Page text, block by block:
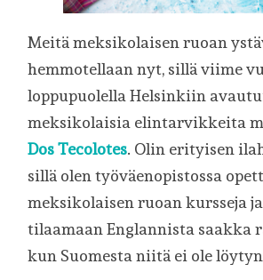
Meitä meksikolaisen ruoan
hemmotellaan nyt, sillä viime
loppupuolella Helsinkiin
meksikolaisia elintarvikkeita
Dos Tecolotes. Olin erityisen
sillä olen työväenopistossa
meksikolaisen ruoan kursseja
tilaamaan Englannista saakka
kun Suomesta niitä ei ole